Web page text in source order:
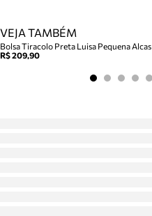
VEJA TAMBÉM
Bolsa Tiracolo Preta Luisa Pequena Alcas
R$ 209,90